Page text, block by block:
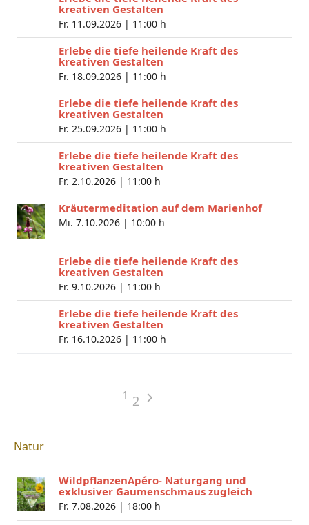
kreativen Gestalten
Fr. 11.09.2026 | 11:00 h
Erlebe die tiefe heilende Kraft des
kreativen Gestalten
Fr. 18.09.2026 | 11:00 h
Erlebe die tiefe heilende Kraft des
kreativen Gestalten
Fr. 25.09.2026 | 11:00 h
Erlebe die tiefe heilende Kraft des
kreativen Gestalten
Fr. 2.10.2026 | 11:00 h
Kräutermeditation auf dem Marienhof
Mi. 7.10.2026 | 10:00 h
Erlebe die tiefe heilende Kraft des
kreativen Gestalten
Fr. 9.10.2026 | 11:00 h
Erlebe die tiefe heilende Kraft des
kreativen Gestalten
Fr. 16.10.2026 | 11:00 h
1 2
Natur
WildpflanzenApéro- Naturgang und
exklusiver Gaumenschmaus zugleich
Fr. 7.08.2026 | 18:00 h